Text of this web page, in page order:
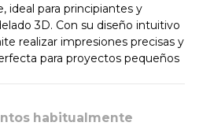
ideal para principiantes y
3D. Con su diseño intuitivo
realizar impresiones precisas y
para proyectos pequeños
habitualmente